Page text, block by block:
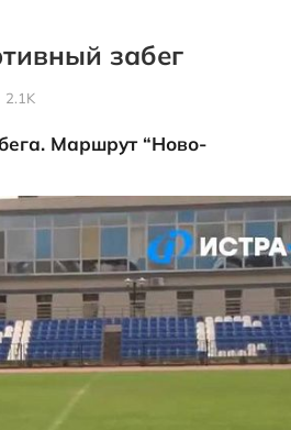
забег
2.1K
Маршрут “Ново-